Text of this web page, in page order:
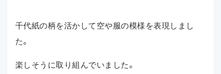
千代紙の柄を活かして空や服の模様を表現しまし
た。
楽しそうに取り組んでいました。